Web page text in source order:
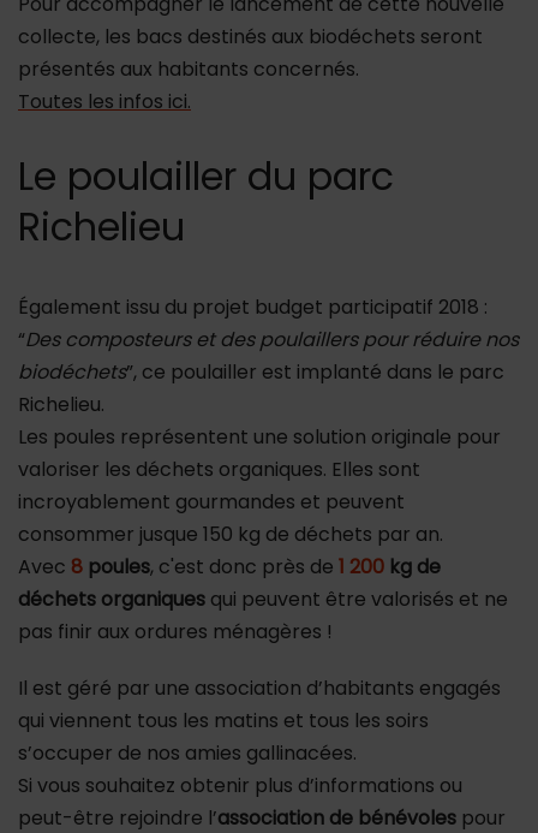
collecte, les bacs destinés aux biodéchets seront
présentés aux habitants concernés.
Toutes les infos ici.
Le poulailler du parc
Richelieu
Également issu du projet budget participatif 2018 :
“Des composteurs et des poulaillers pour réduire nos
biodéchets”, ce poulailler est implanté dans le parc
Richelieu.
Les poules représentent une solution originale pour
valoriser les déchets organiques. Elles sont
incroyablement gourmandes et peuvent
consommer jusque 150 kg de déchets par an.
Avec 8 poules, c'est donc près de 1 200 kg de
déchets organiques qui peuvent être valorisés et ne
pas finir aux ordures ménagères !
Il est géré par une association d’habitants engagés
qui viennent tous les matins et tous les soirs
s’occuper de nos amies gallinacées.
Si vous souhaitez obtenir plus d’informations ou
peut-être rejoindre l’association de bénévoles pour